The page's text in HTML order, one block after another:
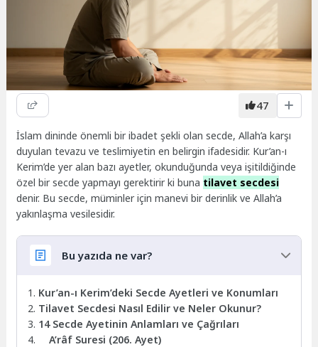
47
İslam dininde önemli bir ibadet şekli olan secde, Allah’a karşı
duyulan tevazu ve teslimiyetin en belirgin ifadesidir. Kur’an-ı
Kerim’de yer alan bazı ayetler, okunduğunda veya işitildiğinde
özel bir secde yapmayı gerektirir ki buna tilavet secdesi
denir. Bu secde, müminler için manevi bir derinlik ve Allah’a
yakınlaşma vesilesidir.
Bu yazıda ne var?
Kur’an-ı Kerim’deki Secde Ayetleri ve Konumları
Tilavet Secdesi Nasıl Edilir ve Neler Okunur?
14 Secde Ayetinin Anlamları ve Çağrıları
A’râf Suresi (206. Ayet)